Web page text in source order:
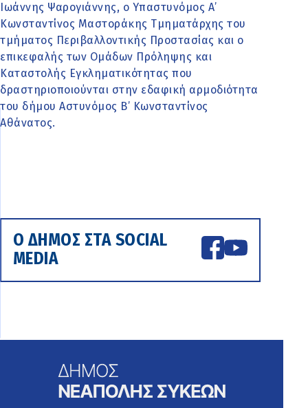
Ιωάννης Ψαρογιάννης, ο Υπαστυνόμος Α’
Κωνσταντίνος Μαστοράκης Τμηματάρχης του
τμήματος Περιβαλλοντικής Προστασίας και ο
επικεφαλής των Ομάδων Πρόληψης και
Καταστολής Εγκληματικότητας που
δραστηριοποιούνται στην εδαφική αρμοδιότητα
του δήμου Αστυνόμος Β’ Κωνσταντίνος
Αθάνατος.
Ο ΔΗΜΟΣ ΣΤΑ SOCIAL
MEDIA